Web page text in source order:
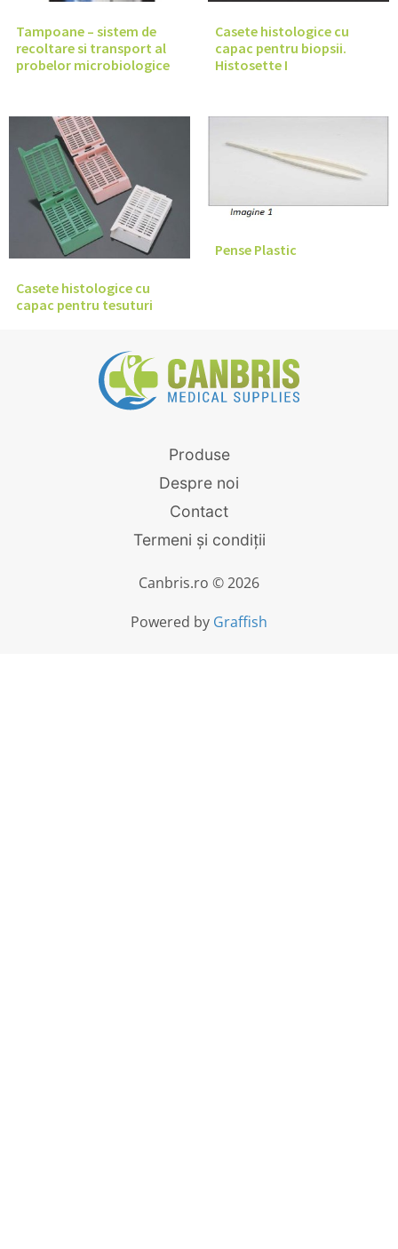
Tampoane – sistem de
recoltare si transport al
probelor microbiologice
Casete histologice cu
capac pentru biopsii.
Histosette I
Casete histologice cu
capac pentru tesuturi
Pense Plastic
Produse
Despre noi
Contact
Termeni și condiții
Canbris.ro © 2026
Powered by Graffish